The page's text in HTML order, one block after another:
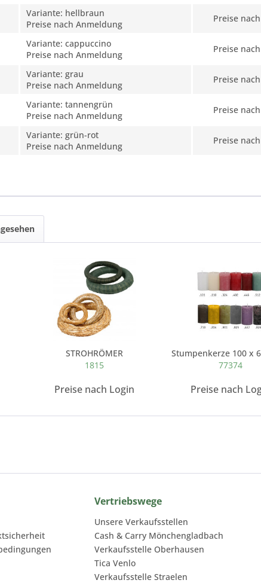
Variante: hellbraun
Preise nach Anmeldung
Preise
Variante: cappuccino
Preise nach Anmeldung
Preise
Variante: grau
Preise nach Anmeldung
Preise
Variante: tannengrün
Preise nach Anmeldung
Preise
Variante: grün-rot
Preise nach Anmeldung
Preise
STROHRÖMER
1815
Preise nach Login
77374
Preise nach
Vertriebswege
Unsere Verkaufsstellen
Cash & Carry Mönchengladbach
Verkaufsstelle Oberhausen
Tica Venlo
Verkaufsstelle Straelen